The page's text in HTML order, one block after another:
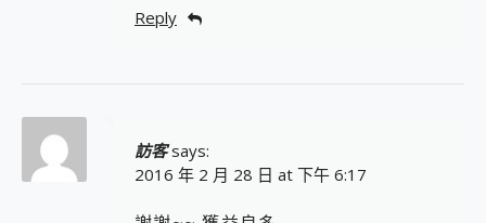
Reply
訪客 says:
2016 年 2 月 28 日 at 下午 6:17